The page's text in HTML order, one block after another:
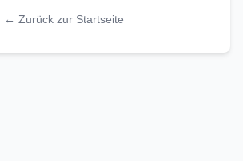
← Zurück zur Startseite